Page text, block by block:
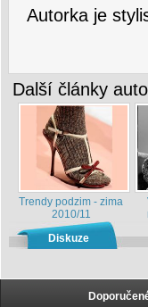
Autorka je
Další články
Trendy podzim - zima
2010/11
Diskuze